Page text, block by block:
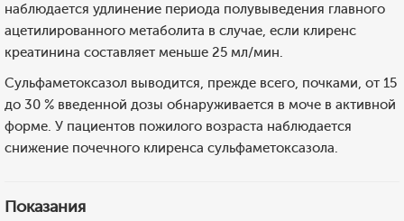
наблюдается удлинение периода полувыведения главного
ацетилированного метаболита в случае, если клиренс
креатинина составляет меньше 25 мл/мин.
Сульфаметоксазол выводится, прежде всего, почками, от 15
до 30 % введенной дозы обнаруживается в моче в активной
форме. У пациентов пожилого возраста наблюдается
снижение почечного клиренса сульфаметоксазола.
Показания